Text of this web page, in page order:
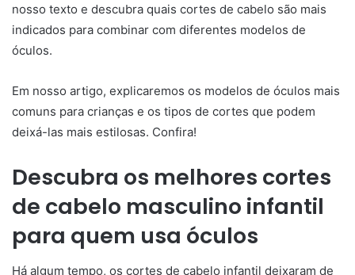
nosso texto e descubra quais cortes de cabelo são mais
indicados para combinar com diferentes modelos de
óculos.
Em nosso artigo, explicaremos os modelos de óculos mais
comuns para crianças e os tipos de cortes que podem
deixá-las mais estilosas. Confira!
Descubra os melhores cortes
de cabelo masculino infantil
para quem usa óculos
Há algum tempo, os cortes de cabelo infantil deixaram de